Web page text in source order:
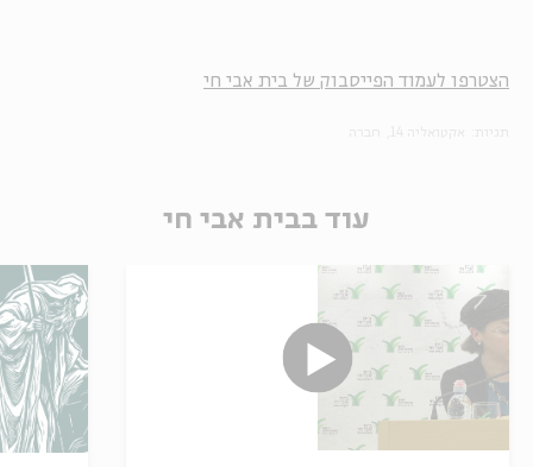
הצטרפו לעמוד הפייסבוק של בית אבי חי
עוד בבית אבי חי